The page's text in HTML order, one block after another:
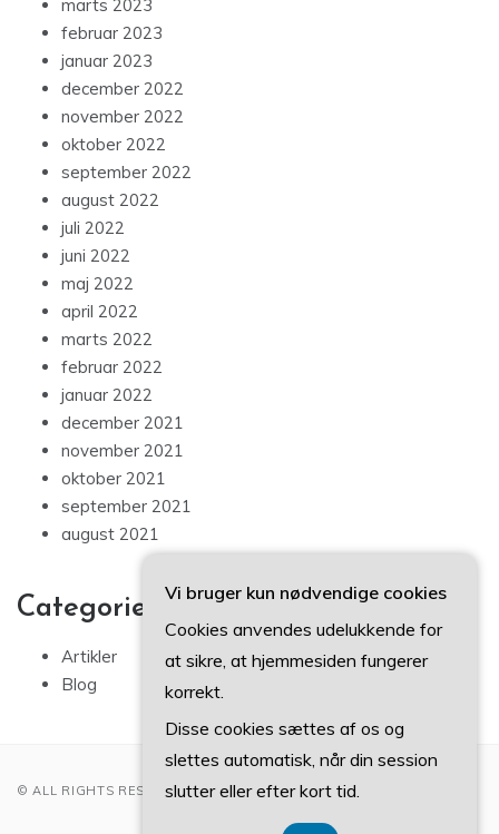
marts 2023
februar 2023
januar 2023
december 2022
november 2022
oktober 2022
september 2022
august 2022
juli 2022
juni 2022
maj 2022
april 2022
marts 2022
februar 2022
januar 2022
december 2021
november 2021
oktober 2021
september 2021
august 2021
Categories
Artikler
Blog
© ALL RIGHTS RESERVED 2022
Vi bruger kun nødvendige cookies
Cookies anvendes udelukkende for
at sikre, at hjemmesiden fungerer
korrekt.
Disse cookies sættes af os og
slettes automatisk, når din session
slutter eller efter kort tid.